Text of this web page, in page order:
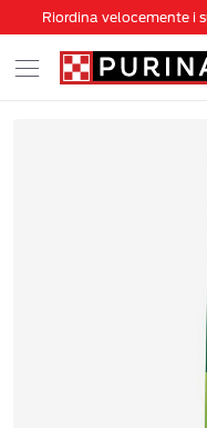
Riordina velocemente i
Tanti sconti e
Spedizione